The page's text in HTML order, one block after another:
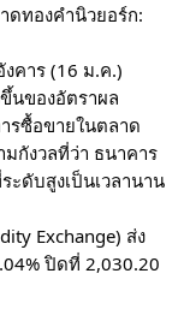
ดทองคำนิวยอร์ก:
คาร (16 ม.ค.)
นของอัตราผล
รซื้อขายในตลาด
กังวลที่ว่า ธนาคาร
ะดับสูงเป็นเวลานาน
Exchange) ส่ง
ปิดที่ 2,030.20